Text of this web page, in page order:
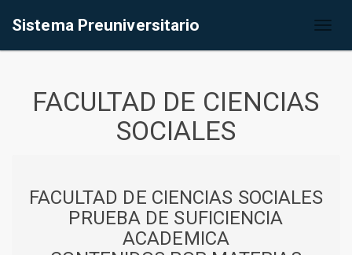
Sistema Preuniversitario
FACULTAD DE CIENCIAS
SOCIALES
FACULTAD DE CIENCIAS SOCIALES
PRUEBA DE SUFICIENCIA
ACADEMICA